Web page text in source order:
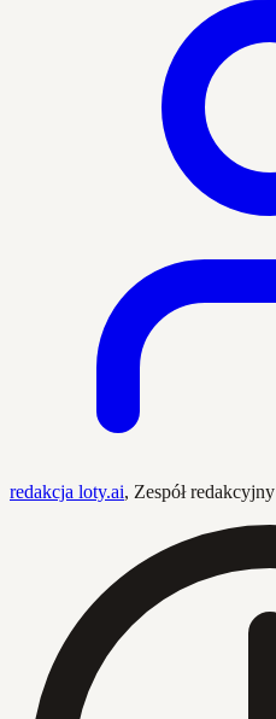
redakcja loty.ai, Zespół redakcyjny